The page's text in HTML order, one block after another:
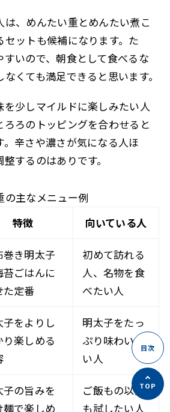
は、めんたい重とめんたい煮こ
ットも候補になります。た
いので、朝食として食べるな
くても満足できると思います。
を少しマイルドに楽しみたい人
ろろのトッピングを合わせると
辛さや濃さが気になる人ほ
するのはありです。
の主なメニュー例
特徴 向いている人
巻き明太子
苔ごはんに
た定番
初めて訪れる
人、名物を食
べたい人
子をよりし
り楽しめる
明太子をたっ
ぷり味わいた
い人
子の旨みを
麺で楽しめ
ご飯もの以外
も試したい人